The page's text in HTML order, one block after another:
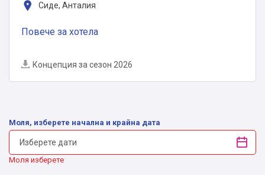
Сиде, Анталия
Повече за хотела
Концепция за сезон 2026
Моля, изберете начална и крайна дата
Моля изберете